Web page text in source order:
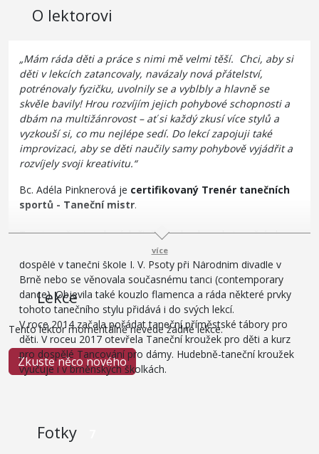
O lektorovi
„Mám ráda děti a práce s nimi mě velmi těší. Chci, aby si
děti v lekcích zatancovaly, navázaly nová přátelství,
potrénovaly fyzičku, uvolnily se a vyblbly a hlavně se
skvěle bavily! Hrou rozvíjím jejich pohybové schopnosti a
dbám na multižánrovost – ať si každý zkusí více stylů a
vyzkouší si, co mu nejlépe sedí. Do lekcí zapojuji také
improvizaci, aby se děti naučily samy pohybově vyjádřit a
rozvíjely svoji kreativitu.“
Bc. Adéla Pinknerová je certifikovaný Trenér tanečních
sportů - Taneční mistr.
Tanci se věnuje od svých čtyř let, absolvovala taneční obor
na ZUŠ v Brně. Později navštěvovala např. kurzy baletu pro
dospělé v taneční škole I. V. Psoty při Národním divadle v
Brně nebo se věnovala současnému tanci (contemporary
dance). Objevila také kouzlo flamenca a ráda některé prvky
tohoto tanečního stylu přidává i do svých lekcí.
V roce 2014 začala pořádat taneční příměstské tábory pro
děti. V roceu 2017 otevřela Taneční kroužek pro děti a kurz
pro dospělé Tancování pro dámy. Hudebně-taneční kroužek
vyučuje i v brněnských školkách.
více
Lekce
Tento lektor momentálně nevede žádné lekce.
Zkuste něco nového
Fotky